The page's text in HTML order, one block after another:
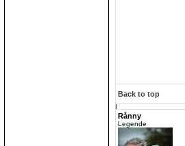
Back to top
Rånny
Legende